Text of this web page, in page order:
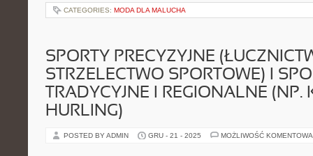
CATEGORIES: MODA DLA MALUCHA
SPORTY PRECYZYJNE
STRZELECTWO SPORTOWE) I
TRADYCYJNE I REGIONALNE
HURLING)
POSTED BY ADMIN GRU - 21 - 2025 MOŻLIWOŚĆ